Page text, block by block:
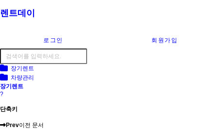
렌트데이
로그인 회원가입
장기렌트
차량관리
장기렌트
?
단축키
Prev이전 문서